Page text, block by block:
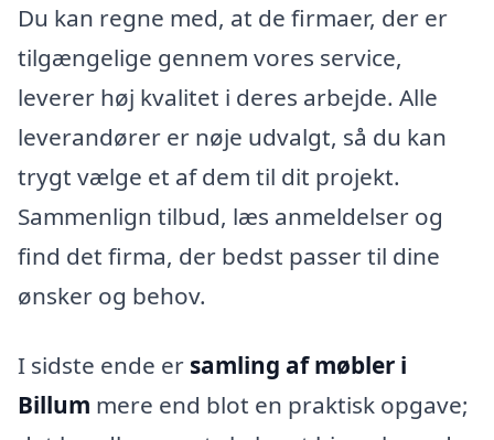
Du kan regne med, at de firmaer, der er
tilgængelige gennem vores service,
leverer høj kvalitet i deres arbejde. Alle
leverandører er nøje udvalgt, så du kan
trygt vælge et af dem til dit projekt.
Sammenlign tilbud, læs anmeldelser og
find det firma, der bedst passer til dine
ønsker og behov.
I sidste ende er samling af møbler i
Billum mere end blot en praktisk opgave;